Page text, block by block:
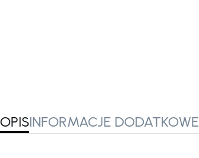
OPISINFORMACJE DODATKOWE